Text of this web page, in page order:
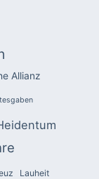
Allianz
Lauheit